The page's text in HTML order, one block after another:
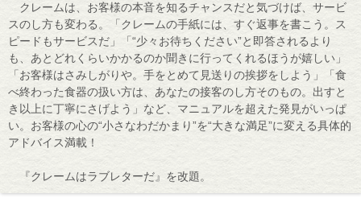
クレームは、お客様の本音を知るチャンスだと気づけば、サービ
スのし方も変わる。「クレームの手紙には、すぐ返事を書こう。ス
ピードもサービスだ」「“少々お待ちください”と即答されるより
も、あとどれくらいかかるのか聞きに行ってくれるほうが嬉しい」
「お客様はさみしがりや。手をとめて見送りの挨拶をしよう」「食
べ終わった食器の扱い方は、あなたの接客のし方そのもの。出すと
き以上に丁寧にさげよう」など、マニュアルを超えた発見がいっぱ
い。お客様の心の“小さなわだかまり”を“大きな満足”に変える具体的
アドバイス満載！
『クレームはラブレターだ』を改題。